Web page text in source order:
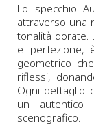
Lo specchio
attraverso una
tonalità dorate.
e perfezione,
geometrico
riflessi,
Ogni dettaglio
un autentico
scenografico.